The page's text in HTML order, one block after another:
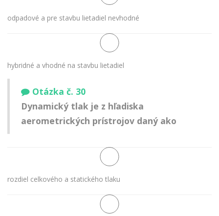
odpadové a pre stavbu lietadiel nevhodné
hybridné a vhodné na stavbu lietadiel
Otázka č. 30
Dynamický tlak je z hľadiska
aerometrických prístrojov daný ako
rozdiel celkového a statického tlaku